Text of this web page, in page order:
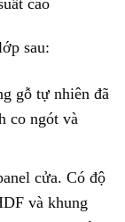
cao
sau:
gỗ tự nhiên đã
co ngót và
cửa. Có độ
và khung